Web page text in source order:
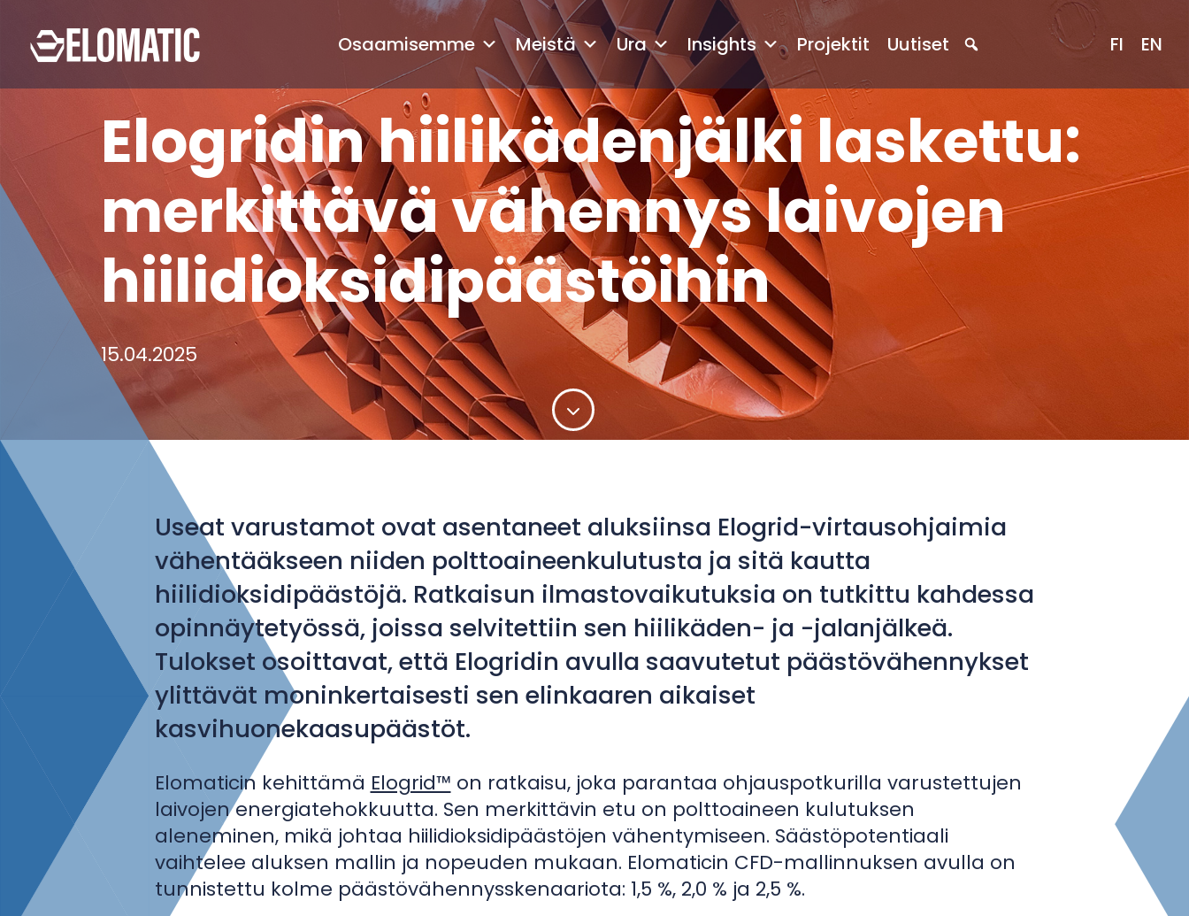
Osaamisemme Meistä Ura Insights Projektit Uutiset EN
FI
Elogridin hiilikädenjälki laskettu:
merkittävä vähennys laivojen
hiilidioksidipäästöihin
15.04.2025
Useat varustamot ovat asentaneet aluksiinsa Elogrid-virtausohjaimia
vähentääkseen niiden polttoaineenkulutusta ja sitä kautta
hiilidioksidipäästöjä. Ratkaisun ilmastovaikutuksia on tutkittu kahdessa
opinnäytetyössä, joissa selvitettiin sen hiilikäden- ja -jalanjälkeä.
Tulokset osoittavat, että Elogridin avulla saavutetut päästövähennykset
ylittävät moninkertaisesti sen elinkaaren aikaiset
kasvihuonekaasupäästöt.
Elomaticin kehittämä Elogrid™ on ratkaisu, joka parantaa ohjauspotkurilla varustettujen
laivojen energiatehokkuutta. Sen merkittävin etu on polttoaineen kulutuksen
aleneminen, mikä johtaa hiilidioksidipäästöjen vähentymiseen. Säästöpotentiaali
vaihtelee aluksen mallin ja nopeuden mukaan. Elomaticin CFD-mallinnuksen avulla on
tunnistettu kolme päästövähennysskenaariota: 1,5 %, 2,0 % ja 2,5 %.